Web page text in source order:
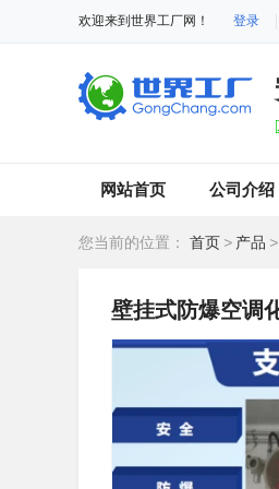
欢迎来到世界工厂网！ 登录
网站首页 公司介绍
您当前的位置： 首页 > 产品 >
壁挂式防爆空调